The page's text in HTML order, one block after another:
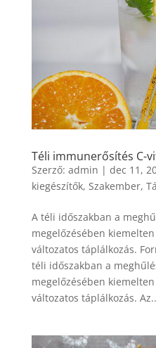
Téli immunerősítés C-
Szerző: admin | dec 11,
kiegészítők, Szakember,
A téli időszakban a
megelőzésében
változatos táplálkozás.
téli időszakban a
megelőzésében
változatos táplálkozás.